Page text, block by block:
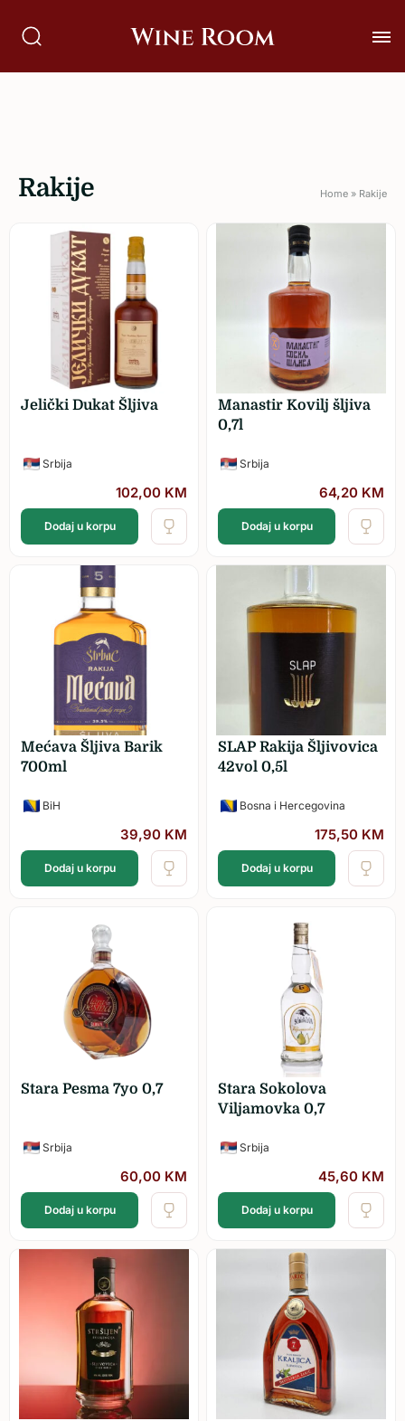
Rakije Home » Rakije
Jelički Dukat Šljiva
Srbija
102,00 KM
Dodaj u korpu
Manastir Kovilj šljiva
0,7l
Srbija
64,20 KM
Dodaj u korpu
Mećava Šljiva Barik
700ml
BiH
39,90 KM
Dodaj u korpu
SLAP Rakija Šljivovica
42vol 0,5l
Bosna i Hercegovina
175,50 KM
Dodaj u korpu
Stara Pesma 7yo 0,7
Srbija
60,00 KM
Dodaj u korpu
Stara Sokolova
Viljamovka 0,7
Srbija
45,60 KM
Dodaj u korpu